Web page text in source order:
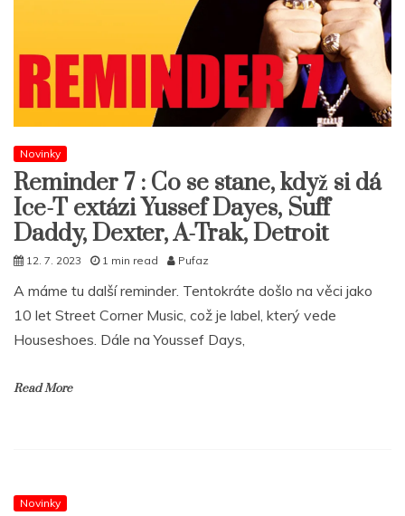
Novinky
Reminder 7 : Co se stane, když si dá
Ice-T extázi Yussef Dayes, Suff
Daddy, Dexter, A-Trak, Detroit
12. 7. 2023 1 min read Pufaz
A máme tu další reminder. Tentokráte došlo na věci jako
10 let Street Corner Music, což je label, který vede
Houseshoes. Dále na Youssef Days,
Read More
Novinky